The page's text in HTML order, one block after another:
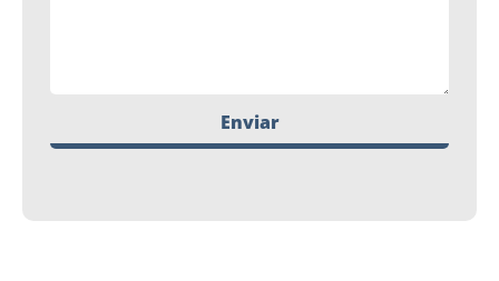
Enviar